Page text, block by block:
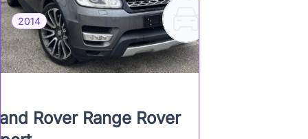
2014
Rover Range Rover